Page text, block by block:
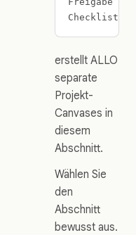
erstellt ALLO
separate
Projekt-
Canvases in
diesem
Abschnitt.
Wählen Sie
den
Abschnitt
bewusst aus.